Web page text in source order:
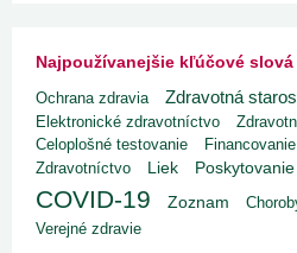
Najpoužívanejšie kľúčové slová
Ochrana zdravia Zdravotná
Elektronické zdravotníctvo
Celoplošné testovanie
Financovanie
Zdravotníctvo
Liek
COVID-19 Zoznam
Verejné zdravie